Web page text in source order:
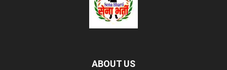
ABOUT US